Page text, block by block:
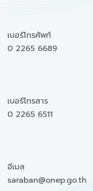
เบอร์โทรศัพท์
0 2265 6689
เบอร์โทรสาร
0 2265 6511
อีเมล
saraban@onep.go.th